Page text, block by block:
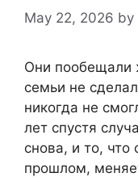
May 22, 2026 by
Они пообещали
семьи не
никогда не
лет спустя
снова, и то, что
прошлом,